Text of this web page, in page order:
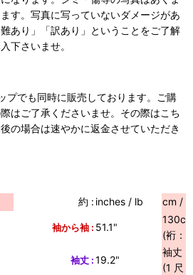
す。写真に写っていないダメージがあ
あり」「訳あり」ということをご了解
下さいませ。
プでも同時に販売しております。ご購
はご了承くださいませ。その際はこち
の場合は速やかに返金させていただき
約 : inches / lb cm / g
袖から袖 : 51.1"
(裄：
袖丈 :19.2"
袖丈
(1 尺